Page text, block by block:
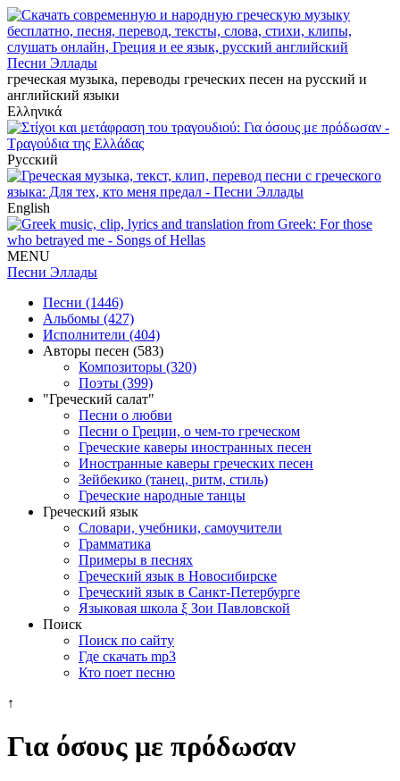
Песни Эллады
греческая музыка, переводы греческих песен на русский и
английский языки
Ελληνικά
Русский
English
MENU
Песни Эллады
Песни (1446)
Альбомы (427)
Исполнители (404)
Авторы песен (583)
Композиторы (320)
Поэты (399)
"Греческий салат"
Песни о любви
Песни о Греции, о чем-то греческом
Греческие каверы иностранных песен
Иностранные каверы греческих песен
Зейбекико (танец, ритм, стиль)
Греческие народные танцы
Греческий язык
Словари, учебники, самоучители
Грамматика
Примеры в песнях
Греческий язык в Новосибирске
Греческий язык в Санкт-Петербурге
Языковая школа ξ Зои Павловской
Поиск
Поиск по сайту
Где скачать mp3
Кто поет песню
↑
Για όσους με πρόδωσαν